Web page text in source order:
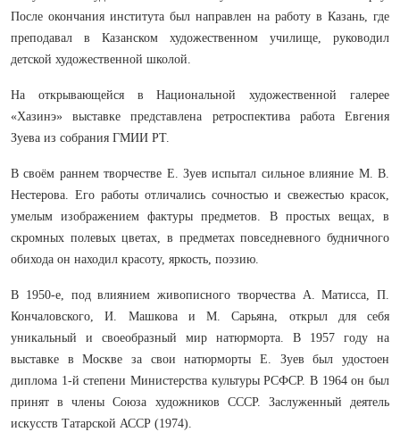
После окончания института был направлен на работу в Казань, где
преподавал в Казанском художественном училище, руководил
детской художественной школой.
На открывающейся в Национальной художественной галерее
«Хазинэ» выставке представлена ретроспектива работа Евгения
Зуева из собрания ГМИИ РТ.
В своём раннем творчестве Е. Зуев испытал сильное влияние М. В.
Нестерова. Его работы отличались сочностью и свежестью красок,
умелым изображением фактуры предметов. В простых вещах, в
скромных полевых цветах, в предметах повседневного будничного
обихода он находил красоту, яркость, поэзию.
В 1950-е, под влиянием живописного творчества А. Матисса, П.
Кончаловского, И. Машкова и М. Сарьяна, открыл для себя
уникальный и своеобразный мир натюрморта. В 1957 году на
выставке в Москве за свои натюрморты Е. Зуев был удостоен
диплома 1-й степени Министерства культуры РСФСР. В 1964 он был
принят в члены Союза художников СССР. Заслуженный деятель
искусств Татарской АССР (1974).